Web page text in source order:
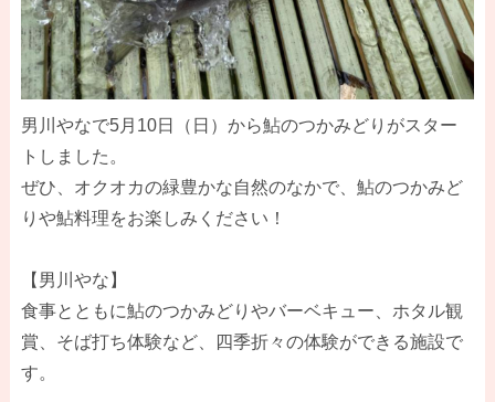
男川やなで5月10日（日）から鮎のつかみどりがスター
トしました。
ぜひ、オクオカの緑豊かな自然のなかで、鮎のつかみど
りや鮎料理をお楽しみください！
【男川やな】
食事とともに鮎のつかみどりやバーベキュー、ホタル観
賞、そば打ち体験など、四季折々の体験ができる施設で
す。